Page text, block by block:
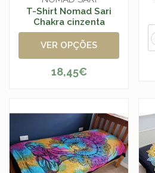
T-Shirt Nomad Sari
Chakra cinzenta
VER OPÇÕES
18,45€